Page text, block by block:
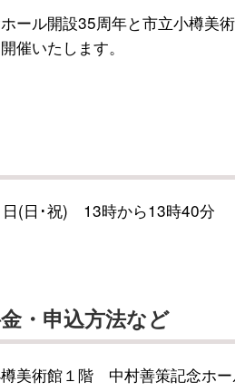
ール開設35周年と市立小樽美
催いたします。
(日･祝) 13時から13時40分
・申込方法など
美術館１階 中村善策記念ホ